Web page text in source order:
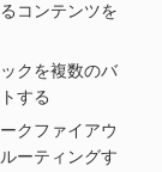
コンテンツを
クを複数のバ
する
クファイアウ
ーティングす